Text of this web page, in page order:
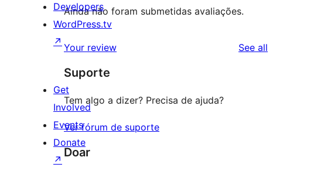
Ainda não foram submetidas avaliações.
Your review See all
Suporte
Tem algo a dizer? Precisa de ajuda?
Ver fórum de suporte
Doar
Developers
WordPress.tv
↗
Get
Involved
Events
Donate
↗